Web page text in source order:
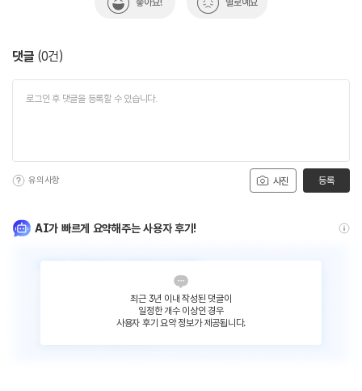
댓글 (0건)
사진
유의사항 등록
AI가 빠르게 요약해주는 사용자 후기!
최근 3년 이내 작성된 댓글이
일정한 개수 이상인 경우
사용자 후기 요약 정보가 제공됩니다.